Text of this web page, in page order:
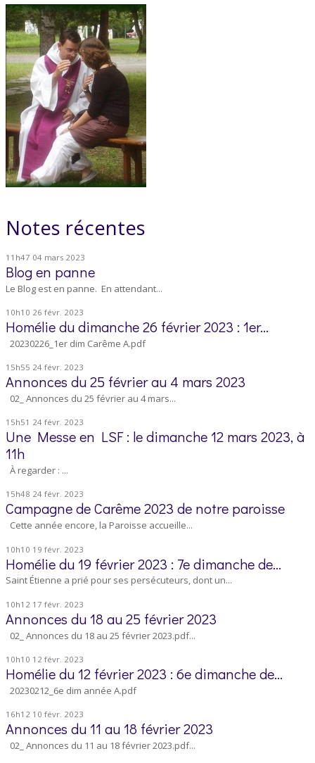
Notes récentes
11h47 04 mars 2023
Blog en panne
Le Blog est en panne. En attendant...
10h10 26 févr. 2023
Homélie du dimanche 26 février 2023 : 1er...
20230226_1er dim Carême A.pdf
15h55 24 févr. 2023
Annonces du 25 février au 4 mars 2023
02_ Annonces du 25 février au 4 mars...
15h51 24 févr. 2023
Une Messe en LSF : le dimanche 12 mars 2023, à
11h
À regarder : ...
15h48 24 févr. 2023
Campagne de Carême 2023 de notre paroisse
Cette année encore, la Paroisse accueille...
10h10 19 févr. 2023
Homélie du 19 février 2023 : 7e dimanche de...
Saint Étienne a prié pour ses persécuteurs, dont un...
10h12 17 févr. 2023
Annonces du 18 au 25 février 2023
02_ Annonces du 18 au 25 février 2023.pdf...
10h10 12 févr. 2023
Homélie du 12 février 2023 : 6e dimanche de...
20230212_6e dim année A.pdf
16h12 10 févr. 2023
Annonces du 11 au 18 février 2023
02_ Annonces du 11 au 18 février 2023.pdf...